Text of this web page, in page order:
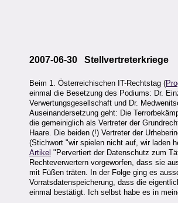
2007-06-30 Stellvertreterkriege
Beim 1. Österreichischen IT-Rechtstag (
einmal die Besetzung des Podiums: Dr.
Verwertungsgesellschaft und Dr.
Auseinandersetzung geht: Die
die gemeiniglich als Vertreter der
Haare. Die beiden (!) Vertreter der
(Stichwort "wir spielen nicht auf, wir laden
Artikel "Pervertiert der Datenschutz zum
Rechteverwertern vorgeworfen, dass sie
mit Füßen träten. In der Folge ging es
Vorratsdatenspeicherung, dass die
einmal bestätigt. Ich selbst habe es in